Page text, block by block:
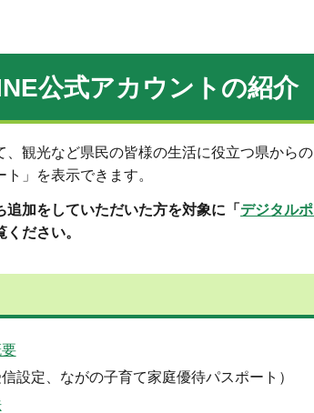
公式アカウントの紹介
、観光など県民の皆様の生活に役立つ県から
」を表示できます。
追加をしていただいた方を対象に「 デジタル
ださい。
設定、ながの子育て家庭優待パスポート）